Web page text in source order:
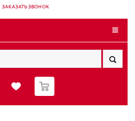
ЗАКАЗАТЬ ЗВОНОК
0